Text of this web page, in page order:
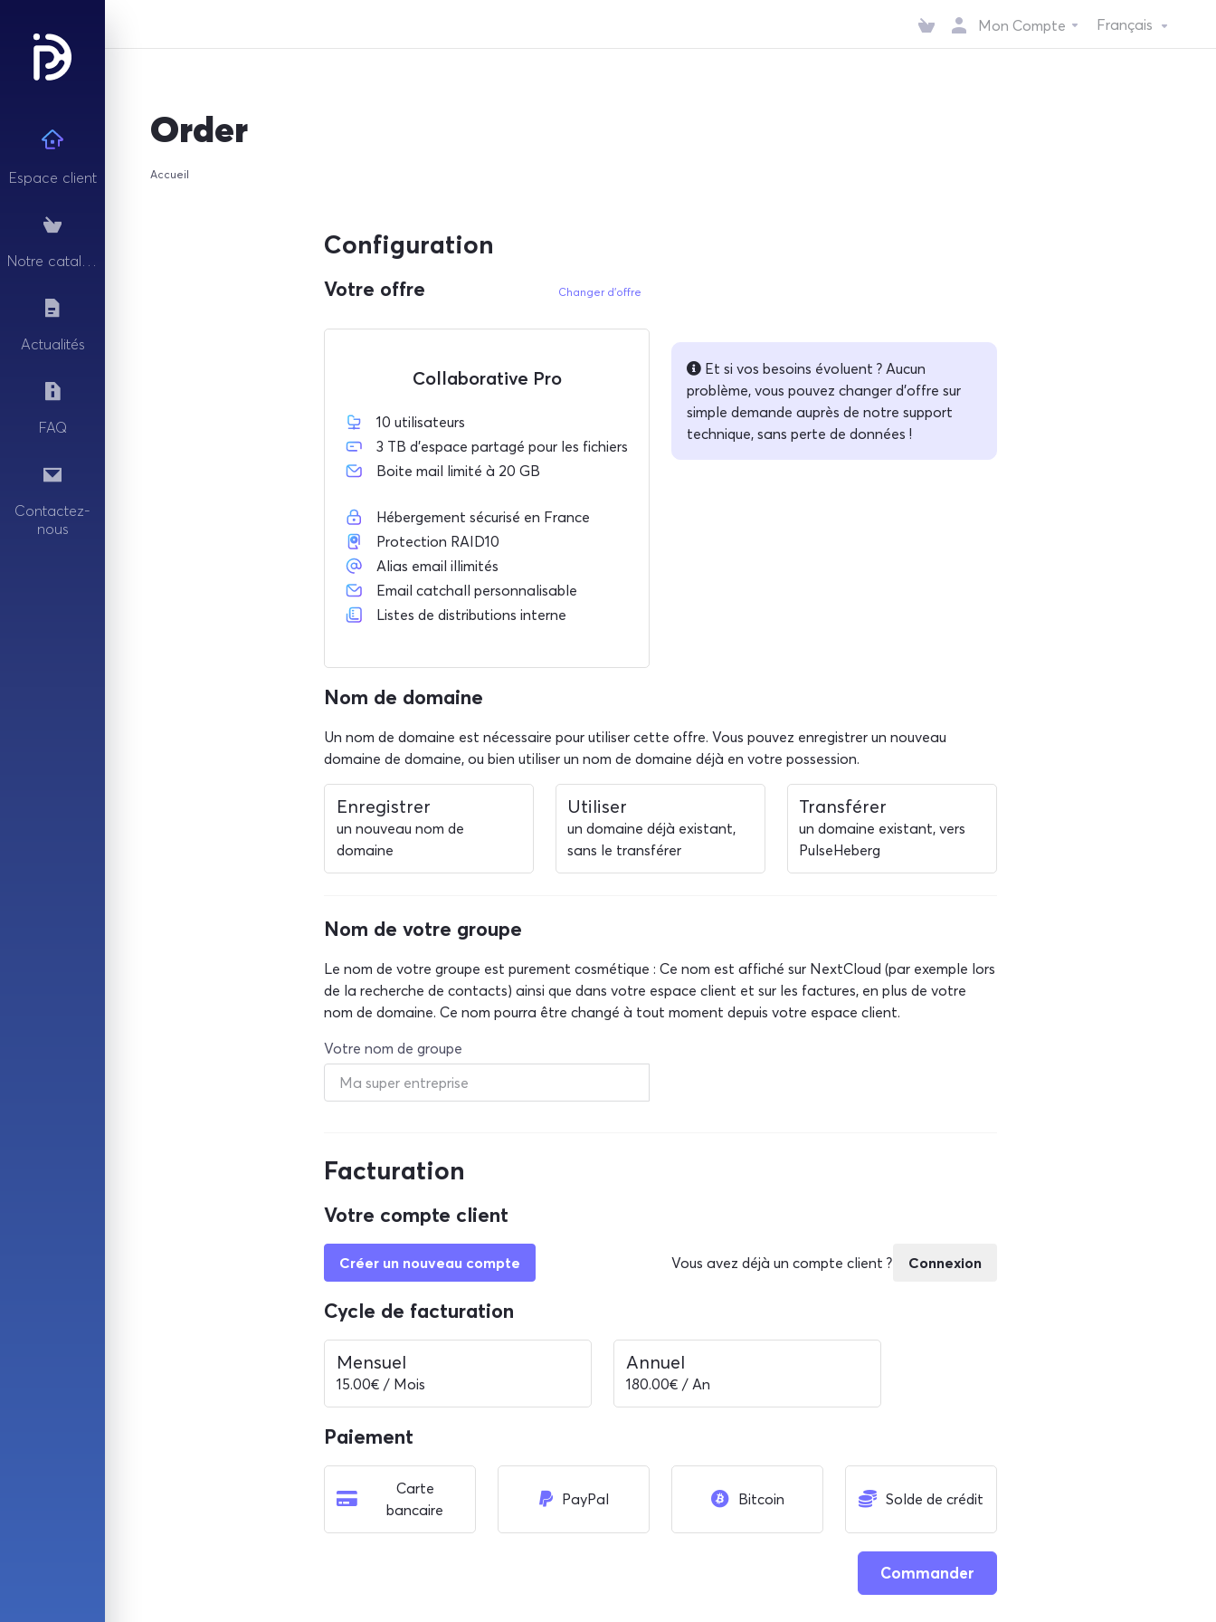
Espace client
Notre catalogue
Actualités
FAQ
Contactez-
nous
Mon Compte Français
Order
Accueil
Configuration
Votre offre Changer d'offre
Collaborative Pro
10 utilisateurs
3 TB d'espace partagé pour les fichiers
Boite mail limité à 20 GB
Hébergement sécurisé en France
Protection RAID10
Alias email illimités
Email catchall personnalisable
Listes de distributions interne
Et si vos besoins évoluent ? Aucun
problème, vous pouvez changer d'offre sur
simple demande auprès de notre support
technique, sans perte de données !
Nom de domaine
Un nom de domaine est nécessaire pour utiliser cette offre. Vous pouvez enregistrer un nouveau
domaine de domaine, ou bien utiliser un nom de domaine déjà en votre possession.
Enregistrer
un nouveau nom de
domaine
Utiliser
un domaine déjà existant,
sans le transférer
Transférer
un domaine existant, vers
PulseHeberg
Nom de votre groupe
Le nom de votre groupe est purement cosmétique : Ce nom est affiché sur NextCloud (par exemple lors
de la recherche de contacts) ainsi que dans votre espace client et sur les factures, en plus de votre
nom de domaine. Ce nom pourra être changé à tout moment depuis votre espace client.
Votre nom de groupe
Facturation
Votre compte client
Créer un nouveau compte Vous avez déjà un compte client ? Connexion
Cycle de facturation
Mensuel
15.00€ / Mois
Annuel
180.00€ / An
Paiement
Carte
bancaire
PayPal Bitcoin Solde de crédit
Commander